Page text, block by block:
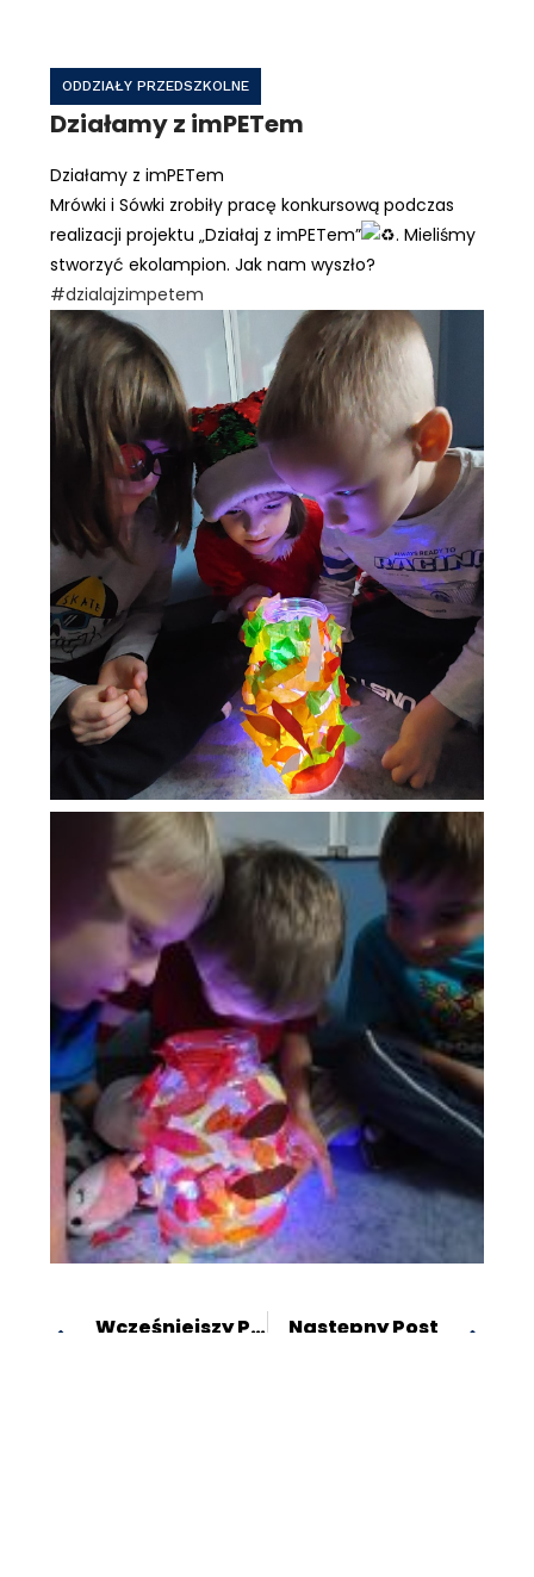
ODDZIAŁY PRZEDSZKOLNE
Działamy z imPETem
Działamy z imPETem
Mrówki i Sówki zrobiły pracę konkursową podczas
realizacji projektu „Działaj z imPETem”
. Mieliśmy
stworzyć ekolampion. Jak nam wyszło?
#dzialajzimpetem
Wcześniejszy Post Następny Post